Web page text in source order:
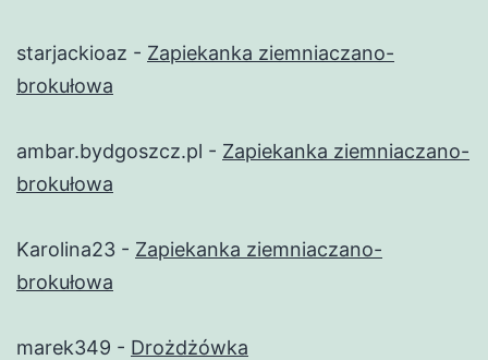
starjackioaz - Zapiekanka ziemniaczano-
brokułowa
ambar.bydgoszcz.pl - Zapiekanka ziemniaczano-
brokułowa
Karolina23 - Zapiekanka ziemniaczano-
brokułowa
marek349 - Drożdżówka